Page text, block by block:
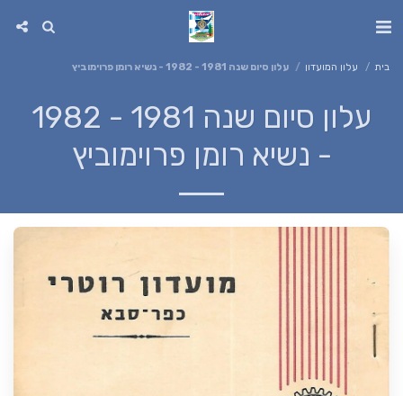
בית עלון המועדון עלון סיום שנה 1981 - 1982 - נשיא רומן פרוימוביץ
עלון סיום שנה 1981 - 1982
- נשיא רומן פרוימוביץ